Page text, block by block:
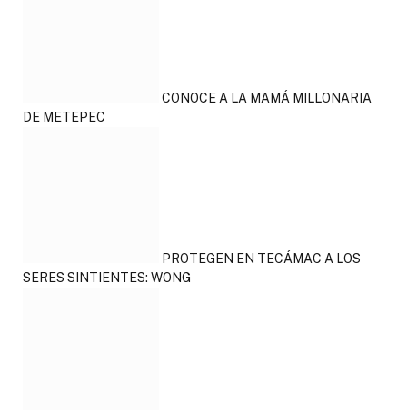
CONOCE A LA MAMÁ MILLONARIA
DE METEPEC
PROTEGEN EN TECÁMAC A LOS
SERES SINTIENTES: WONG